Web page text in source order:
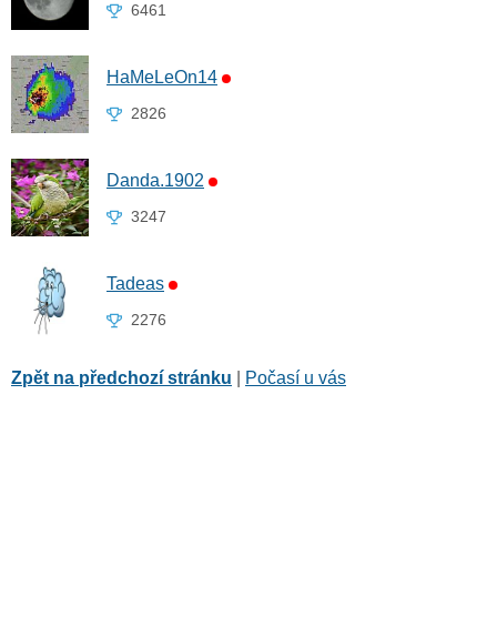
6461
HaMeLeOn14
2826
Danda.1902
3247
Tadeas
2276
Zpět na předchozí stránku Počasí u vás